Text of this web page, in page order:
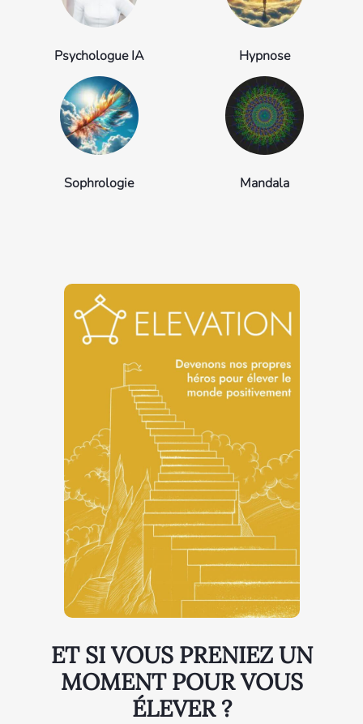
Psychologue IA Hypnose
Sophrologie Mandala
ET SI VOUS PRENIEZ UN
MOMENT POUR VOUS
ÉLEVER ?